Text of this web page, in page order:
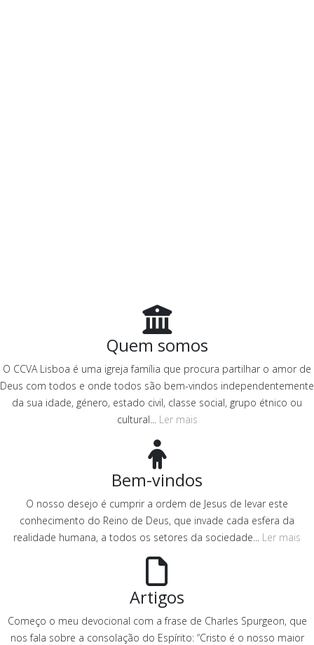
Quem somos
O CCVA Lisboa é uma igreja família que procura partilhar o amor de
Deus com todos e onde todos são bem-vindos independentemente
da sua idade, género, estado civil, classe social, grupo étnico ou
cultural... Ler mais
Bem-vindos
O nosso desejo é cumprir a ordem de Jesus de levar este
conhecimento do Reino de Deus, que invade cada esfera da
realidade humana, a todos os setores da sociedade... Ler mais
Artigos
Começo o meu devocional com a frase de Charles Spurgeon, que
nos fala sobre a consolação do Espírito: “Cristo é o nosso maior